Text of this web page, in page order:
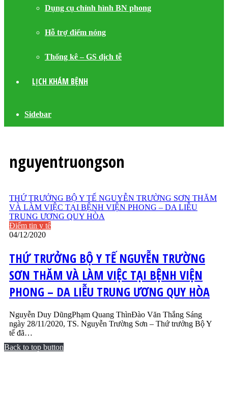
Dụng cụ chỉnh hình BN phong
Hỗ trợ điểm nóng
Thống kê – GS dịch tễ
LỊCH KHÁM BỆNH
Sidebar
nguyentruongson
THỨ TRƯỞNG BỘ Y TẾ NGUYỄN TRƯỜNG SƠN THĂM
VÀ LÀM VIỆC TẠI BỆNH VIỆN PHONG – DA LIỄU
TRUNG ƯƠNG QUY HÒA
Điểm tin y tế
04/12/2020
THỨ TRƯỞNG BỘ Y TẾ NGUYỄN TRƯỜNG
SƠN THĂM VÀ LÀM VIỆC TẠI BỆNH VIỆN
PHONG – DA LIỄU TRUNG ƯƠNG QUY HÒA
Nguyễn Duy DũngPhạm Quang ThìnĐào Văn Thắng Sáng
ngày 28/11/2020, TS. Nguyễn Trường Sơn – Thứ trưởng Bộ Y
tế đã…
Back to top button